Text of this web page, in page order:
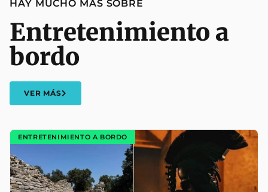
HAY MUCHO MÁS SOBRE
Entretenimiento a
bordo
VER MÁS
ENTRETENIMIENTO A BORDO